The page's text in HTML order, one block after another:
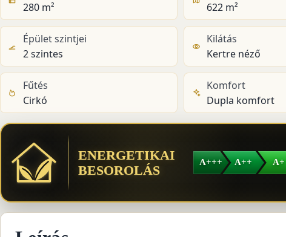
280 m²
622 m²
Épület szintjei
2 szintes
Kilátás
Kertre néző
Fűtés
Cirkó
Komfort
Dupla komfort
ENERGETIKAI
BESOROLÁS
A+++ A++ A+